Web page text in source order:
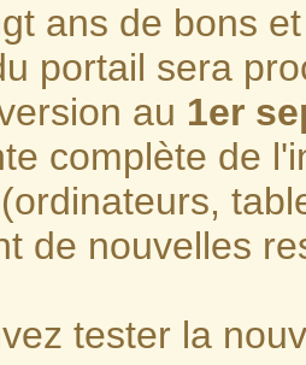
ans de bons
portail sera
au 1er
complète de
de nouvelles
tester la